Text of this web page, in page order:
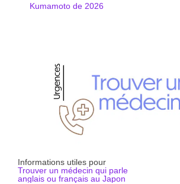
Kumamoto de 2026
Informations utiles pour
Trouver un médecin qui parle
anglais ou français au Japon